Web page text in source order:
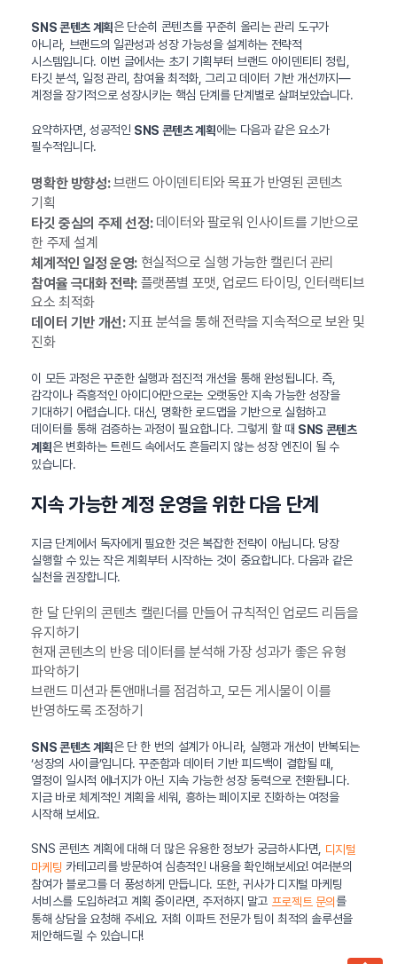
SNS 콘텐츠 계획은 단순히 콘텐츠를 꾸준히 올리는 관리 도구가
아니라, 브랜드의 일관성과 성장 가능성을 설계하는 전략적
시스템입니다. 이번 글에서는 초기 기획부터 브랜드 아이덴티티 정립,
타깃 분석, 일정 관리, 참여율 최적화, 그리고 데이터 기반 개선까지—
계정을 장기적으로 성장시키는 핵심 단계를 단계별로 살펴보았습니다.
요약하자면, 성공적인 SNS 콘텐츠 계획에는 다음과 같은 요소가
필수적입니다.
명확한 방향성:브랜드 아이덴티티와 목표가 반영된 콘텐츠
기획
타깃 중심의 주제 선정:데이터와 팔로워 인사이트를 기반으로
한 주제 설계
체계적인 일정 운영:현실적으로 실행 가능한 캘린더 관리
참여율 극대화 전략:플랫폼별 포맷, 업로드 타이밍, 인터랙티브
요소 최적화
데이터 기반 개선:지표 분석을 통해 전략을 지속적으로 보완 및
진화
이 모든 과정은 꾸준한 실행과 점진적 개선을 통해 완성됩니다. 즉,
감각이나 즉흥적인 아이디어만으로는 오랫동안 지속 가능한 성장을
기대하기 어렵습니다. 대신, 명확한 로드맵을 기반으로 실험하고
데이터를 통해 검증하는 과정이 필요합니다. 그렇게 할 때 SNS 콘텐츠
계획은 변화하는 트렌드 속에서도 흔들리지 않는 성장 엔진이 될 수
있습니다.
지속 가능한 계정 운영을 위한 다음 단계
지금 단계에서 독자에게 필요한 것은 복잡한 전략이 아닙니다. 당장
실행할 수 있는 작은 계획부터 시작하는 것이 중요합니다. 다음과 같은
실천을 권장합니다.
한 달 단위의 콘텐츠 캘린더를 만들어 규칙적인 업로드 리듬을
유지하기
현재 콘텐츠의 반응 데이터를 분석해 가장 성과가 좋은 유형
파악하기
브랜드 미션과 톤앤매너를 점검하고, 모든 게시물이 이를
반영하도록 조정하기
SNS 콘텐츠 계획은 단 한 번의 설계가 아니라, 실행과 개선이 반복되는
‘성장의 사이클’입니다. 꾸준함과 데이터 기반 피드백이 결합될 때,
열정이 일시적 에너지가 아닌 지속 가능한 성장 동력으로 전환됩니다.
지금 바로 체계적인 계획을 세워, 흥하는 페이지로 진화하는 여정을
시작해 보세요.
SNS 콘텐츠 계획에 대해 더 많은 유용한 정보가 궁금하시다면, 디지털
마케팅 카테고리를 방문하여 심층적인 내용을 확인해보세요! 여러분의
참여가 블로그를 더 풍성하게 만듭니다. 또한, 귀사가 디지털 마케팅
서비스를 도입하려고 계획 중이라면, 주저하지 말고 프로젝트 문의 를
통해 상담을 요청해 주세요. 저희 이파트 전문가 팀이 최적의 솔루션을
제안해드릴 수 있습니다!